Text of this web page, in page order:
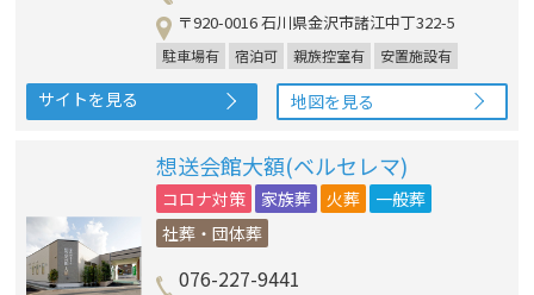
〒920-0016 石川県金沢市諸江中丁322-5
駐車場有 宿泊可 親族控室有 安置施設有
サイトを見る 地図を見る
想送会館大額(ベルセレマ)
コロナ対策 家族葬 火葬
一般葬
社葬・団体葬
076-227-9441